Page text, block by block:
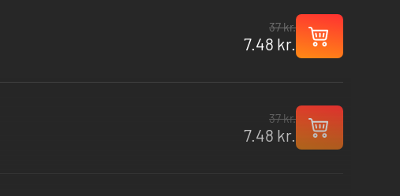
37 kr.
7.48 kr.
37 kr.
7.48 kr.